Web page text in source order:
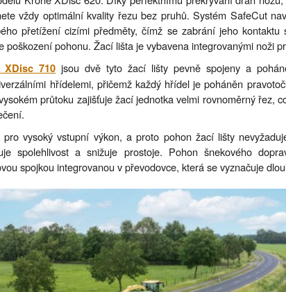
vždy optimální kvality řezu bez pruhů. Systém SafeCut
přetížení cizími předměty, čímž se zabrání jeho kontaktu
poškození pohonu. Žací lišta je vybavena integrovanými noži
XDisc 710 jsou dvě tyto žací lišty pevně spojeny a
hřídelemi, přičemž každý hřídel je poháněn
průtoku zajišťuje žací jednotka velmi rovnoměrný řez,
vysoký vstupní výkon, a proto pohon žací lišty
spolehlivost a snižuje prostoje. Pohon šnekového
spojkou integrovanou v převodovce, která se vyznačuje